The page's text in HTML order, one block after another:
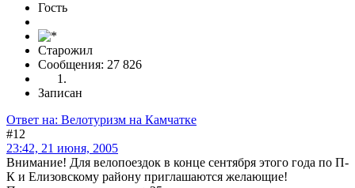
Гость
Старожил
Сообщения: 27 826
Записан
Ответ на: Велотуризм на Камчатке
#12
23:42, 21 июня, 2005
Внимание! Для велопоездок в конце сентября этого года по П-
К и Елизовскому району приглашаются желающие!